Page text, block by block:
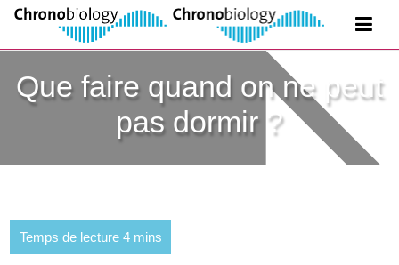
Que faire quand on ne peut
pas dormir ?